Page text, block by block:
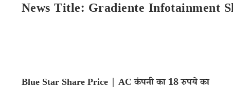
News Title: Gradiente Infotainment
Blue Star Share Price | AC कंपनी का 18 रुपये का